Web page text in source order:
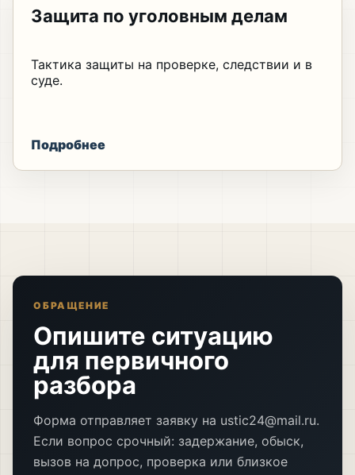
Защита по уголовным делам
Тактика защиты на проверке, следствии и в
суде.
Подробнее
ОБРАЩЕНИЕ
Опишите ситуацию
для первичного
разбора
Форма отправляет заявку на ustic24@mail.ru.
Если вопрос срочный: задержание, обыск,
вызов на допрос, проверка или близкое